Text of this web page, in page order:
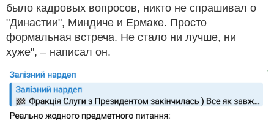
было кадровых вопросов, никто не спрашивал о
"Династии", Миндиче и Ермаке. Просто
формальная встреча. Не стало ни лучше, ни
хуже", – написал он.